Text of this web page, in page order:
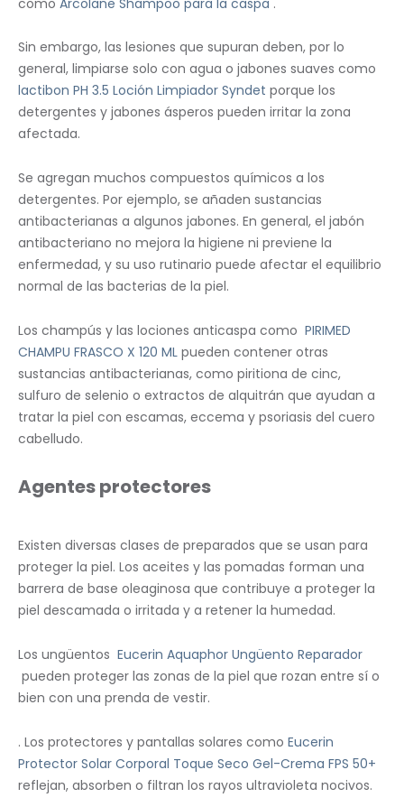
Sin embargo, las lesiones que supuran deben, por lo
general, limpiarse solo con agua o jabones suaves como
lactibon PH 3.5 Loción Limpiador Syndet porque los
detergentes y jabones ásperos pueden irritar la zona
afectada.
Se agregan muchos compuestos químicos a los
detergentes. Por ejemplo, se añaden sustancias
antibacterianas a algunos jabones. En general, el jabón
antibacteriano no mejora la higiene ni previene la
enfermedad, y su uso rutinario puede afectar el equilibrio
normal de las bacterias de la piel.
Los champús y las lociones anticaspa como PIRIMED
CHAMPU FRASCO X 120 ML pueden contener otras
sustancias antibacterianas, como piritiona de cinc,
sulfuro de selenio o extractos de alquitrán que ayudan a
tratar la piel con escamas, eccema y psoriasis del cuero
cabelludo.
Agentes protectores
Existen diversas clases de preparados que se usan para
proteger la piel. Los aceites y las pomadas forman una
barrera de base oleaginosa que contribuye a proteger la
piel descamada o irritada y a retener la humedad.
Los ungüentos Eucerin Aquaphor Ungüento Reparador
pueden proteger las zonas de la piel que rozan entre sí o
bien con una prenda de vestir.
. Los protectores y pantallas solares como Eucerin
Protector Solar Corporal Toque Seco Gel-Crema FPS 50+
reflejan, absorben o filtran los rayos ultravioleta nocivos.